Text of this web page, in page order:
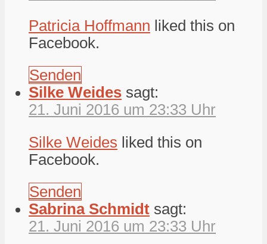
Patricia Hoffmann liked this on
Facebook.
Senden
Silke Weides sagt:
21. Juni 2016 um 23:33 Uhr
Silke Weides liked this on
Facebook.
Senden
Sabrina Schmidt sagt:
21. Juni 2016 um 23:33 Uhr